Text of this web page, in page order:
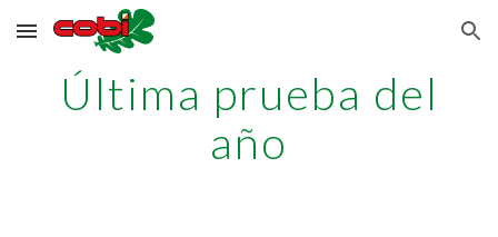
Skip to main content Skip to navigation
Última prueba del
año